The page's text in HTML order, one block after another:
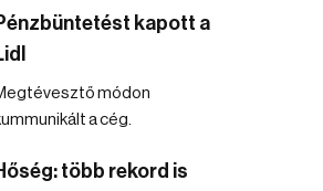
kapott a
módon
a cég.
több rekord is